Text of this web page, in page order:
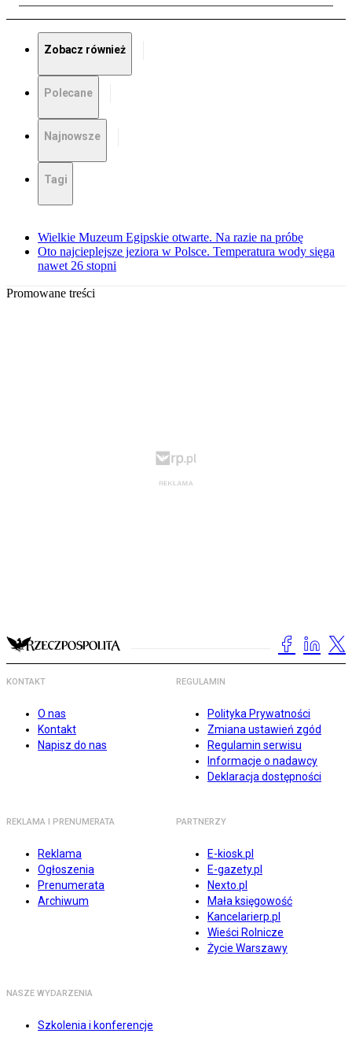
Zobacz również
Polecane
Najnowsze
Tagi
Wielkie Muzeum Egipskie otwarte. Na razie na próbę
Oto najcieplejsze jeziora w Polsce. Temperatura wody sięga
nawet 26 stopni
Promowane treści
KONTAKT
O nas
Kontakt
Napisz do nas
REGULAMIN
Polityka Prywatności
Zmiana ustawień zgód
Regulamin serwisu
Informacje o nadawcy
Deklaracja dostępności
REKLAMA I PRENUMERATA
Reklama
Ogłoszenia
Prenumerata
Archiwum
PARTNERZY
E-kiosk.pl
E-gazety.pl
Nexto.pl
Mała księgowość
Kancelarierp.pl
Wieści Rolnicze
Życie Warszawy
NASZE WYDARZENIA
Szkolenia i konferencje